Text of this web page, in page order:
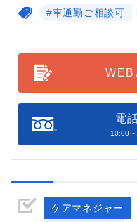
#車通勤ご相談可
WEB
電
10:00～
ケアマネジャー